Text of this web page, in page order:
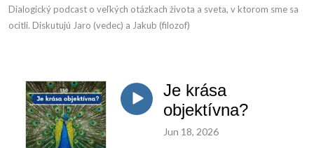
Dialogický podcast o veľkých otázkach života a sveta, v ktorom sme sa
ocitli. Diskutujú Jaro (vedec) a Jakub (filozof)
Je krása
objektívna?
Jun 18, 2026